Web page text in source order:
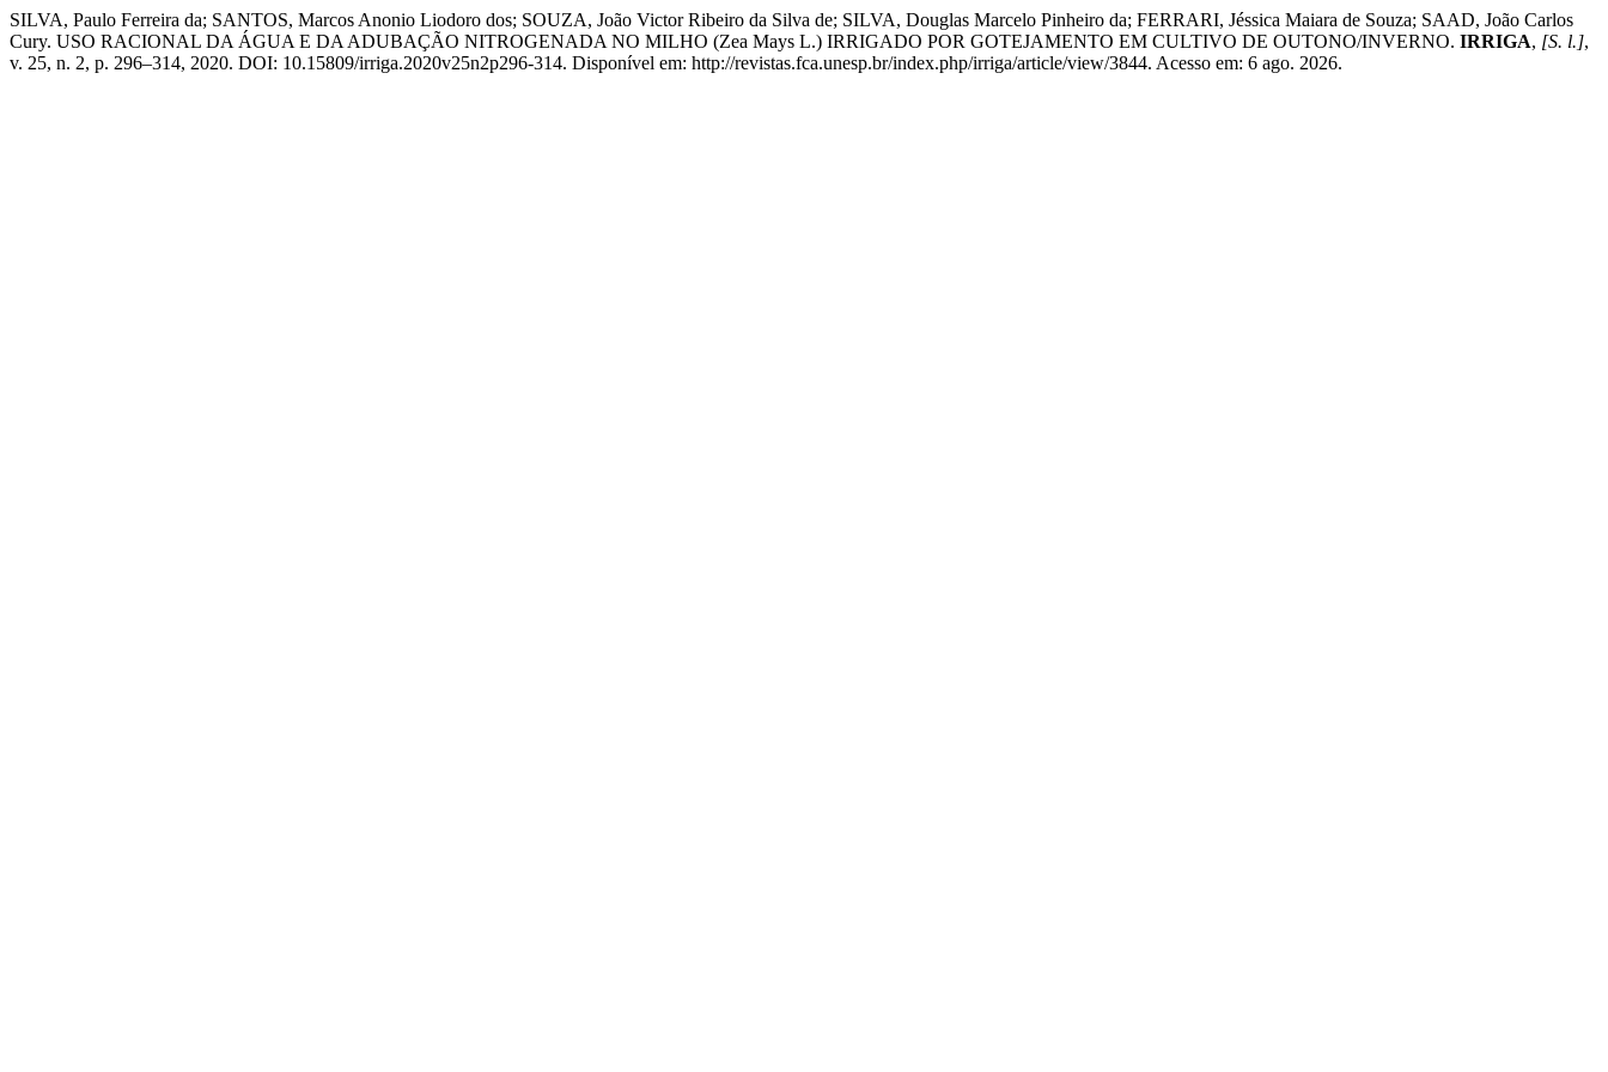
SILVA, Paulo Ferreira da; SANTOS, Marcos Anonio Liodoro dos; SOUZA, João Victor Ribeiro da Silva de; SILVA, Douglas Marcelo Pinheiro da; FERRARI, Jéssica Maiara de Souza; SAAD, João Carlos
Cury. USO RACIONAL DA ÁGUA E DA ADUBAÇÃO NITROGENADA NO MILHO (Zea Mays L.) IRRIGADO POR GOTEJAMENTO EM CULTIVO DE OUTONO/INVERNO. IRRIGA, [S. l.],
v. 25, n. 2, p. 296–314, 2020. DOI: 10.15809/irriga.2020v25n2p296-314. Disponível em: http://revistas.fca.unesp.br/index.php/irriga/article/view/3844. Acesso em: 6 ago. 2026.